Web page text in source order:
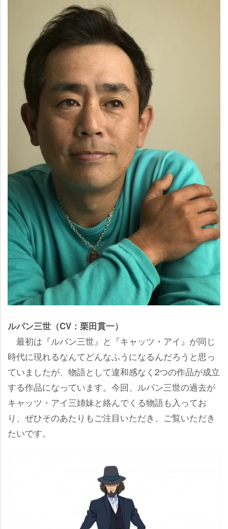
ルパン三世（CV：栗田貫一）
最初は『ルパン三世』と『キャッツ・アイ』が同じ
時代に現れるなんてどんなふうになるんだろうと思っ
ていましたが、物語として違和感なく2つの作品が成立
する作品になっています。今回、ルパン三世の過去が
キャッツ・アイ三姉妹と絡んでくる物語も入ってお
り、ぜひそのあたりもご注目いただき、ご覧いただき
たいです。